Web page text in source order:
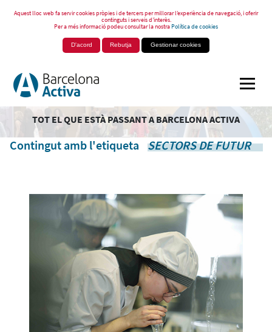
Aquest lloc web fa servir cookies pròpies i de tercers per millorar l’experiència de navegació, i oferir
continguts i serveis d’interès.
Per a més informació podeu consultar la nostraPolítica de cookies
D'acord Rebutja Gestionar cookies
TOT EL QUE ESTÀ PASSANT A BARCELONA ACTIVA
Contingut amb l'etiqueta SECTORS DE FUTUR .